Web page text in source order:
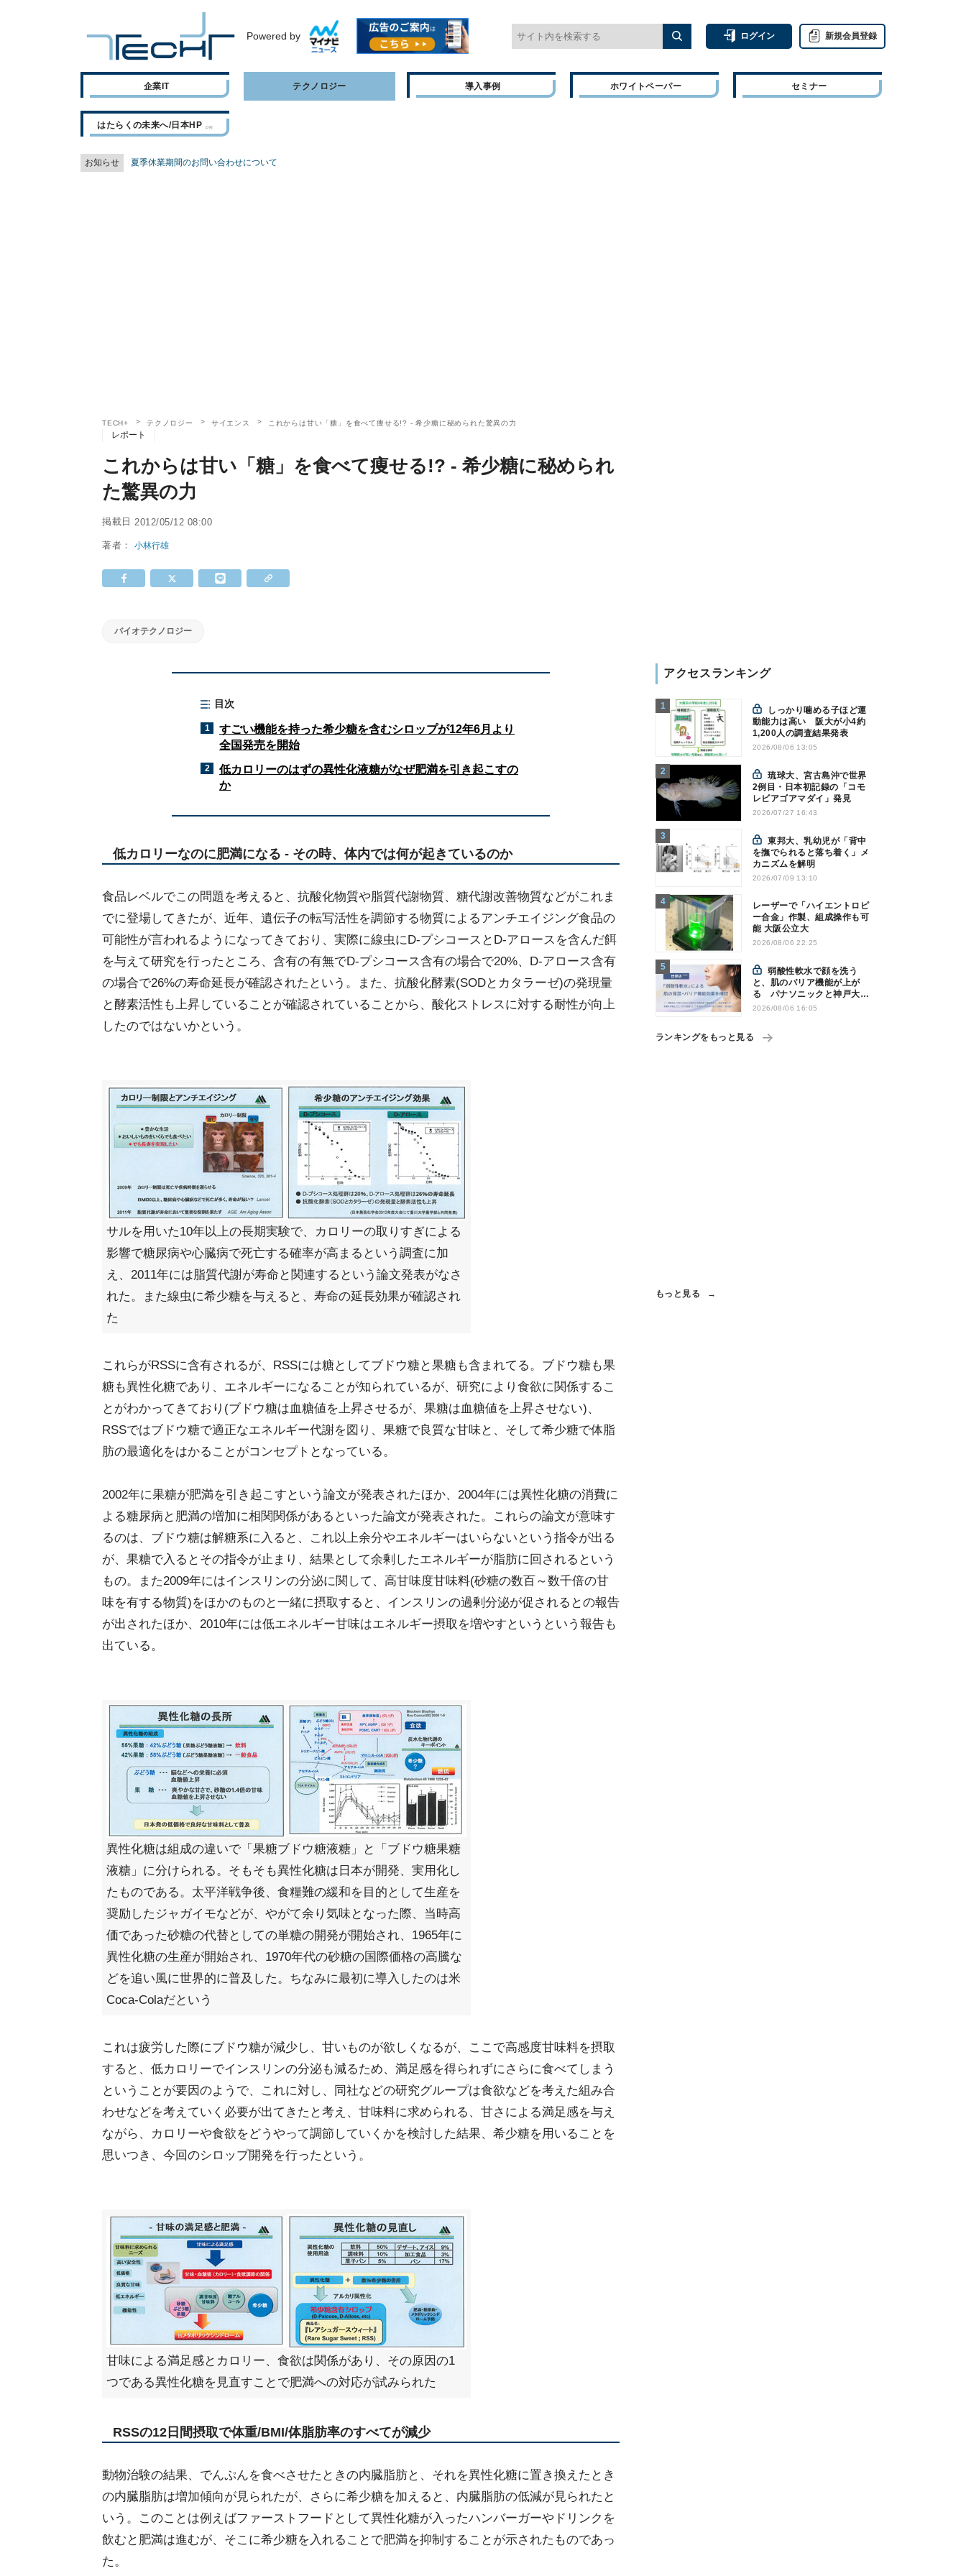
Powered by ログイン 新規会員登録
企業IT テクノロジー 導入事例 ホワイトペーパー セミナー
はたらくの未来へ/日本HP
お知らせ 夏季休業期間のお問い合わせについて
TECH+ テクノロジー サイエンス これからは甘い「糖」を食べて痩せる!? - 希少糖に秘められた驚異の力
レポート
これからは甘い「糖」を食べて痩せる!? - 希少糖に秘められ
た驚異の力
掲載日 2012/05/12 08:00
著者：小林行雄
バイオテクノロジー
目次
1
すごい機能を持った希少糖を含むシロップが12年6月より
全国発売を開始
2
低カロリーのはずの異性化液糖がなぜ肥満を引き起こすの
か
低カロリーなのに肥満になる - その時、体内では何が起きているのか
食品レベルでこの問題を考えると、抗酸化物質や脂質代謝物質、糖代謝改善物質などがこれま
でに登場してきたが、近年、遺伝子の転写活性を調節する物質によるアンチエイジング食品の
可能性が言われるようになってきており、実際に線虫にD-プシコースとD-アロースを含んだ餌
を与えて研究を行ったところ、含有の有無でD-プシコース含有の場合で20%、D-アロース含有
の場合で26%の寿命延長が確認されたという。また、抗酸化酵素(SODとカタラーゼ)の発現量
と酵素活性も上昇していることが確認されていることから、酸化ストレスに対する耐性が向上
したのではないかという。
サルを用いた10年以上の長期実験で、カロリーの取りすぎによる
影響で糖尿病や心臓病で死亡する確率が高まるという調査に加
え、2011年には脂質代謝が寿命と関連するという論文発表がなさ
れた。また線虫に希少糖を与えると、寿命の延長効果が確認され
た
これらがRSSに含有されるが、RSSには糖としてブドウ糖と果糖も含まれてる。ブドウ糖も果
糖も異性化糖であり、エネルギーになることが知られているが、研究により食欲に関係するこ
とがわかってきており(ブドウ糖は血糖値を上昇させるが、果糖は血糖値を上昇させない)、
RSSではブドウ糖で適正なエネルギー代謝を図り、果糖で良質な甘味と、そして希少糖で体脂
肪の最適化をはかることがコンセプトとなっている。
2002年に果糖が肥満を引き起こすという論文が発表されたほか、2004年には異性化糖の消費に
よる糖尿病と肥満の増加に相関関係があるといった論文が発表された。これらの論文が意味す
るのは、ブドウ糖は解糖系に入ると、これ以上余分やエネルギーはいらないという指令が出る
が、果糖で入るとその指令が止まり、結果として余剰したエネルギーが脂肪に回されるという
もの。また2009年にはインスリンの分泌に関して、高甘味度甘味料(砂糖の数百～数千倍の甘
味を有する物質)をほかのものと一緒に摂取すると、インスリンの過剰分泌が促されるとの報告
が出されたほか、2010年には低エネルギー甘味はエネルギー摂取を増やすというという報告も
出ている。
異性化糖は組成の違いで「果糖ブドウ糖液糖」と「ブドウ糖果糖
液糖」に分けられる。そもそも異性化糖は日本が開発、実用化し
たものである。太平洋戦争後、食糧難の緩和を目的として生産を
奨励したジャガイモなどが、やがて余り気味となった際、当時高
価であった砂糖の代替としての単糖の開発が開始され、1965年に
異性化糖の生産が開始され、1970年代の砂糖の国際価格の高騰な
どを追い風に世界的に普及した。ちなみに最初に導入したのは米
Coca-Colaだという
これは疲労した際にブドウ糖が減少し、甘いものが欲しくなるが、ここで高感度甘味料を摂取
すると、低カロリーでインスリンの分泌も減るため、満足感を得られずにさらに食べてしまう
ということが要因のようで、これに対し、同社などの研究グループは食欲などを考えた組み合
わせなどを考えていく必要が出てきたと考え、甘味料に求められる、甘さによる満足感を与え
ながら、カロリーや食欲をどうやって調節していくかを検討した結果、希少糖を用いることを
思いつき、今回のシロップ開発を行ったという。
甘味による満足感とカロリー、食欲は関係があり、その原因の1
つである異性化糖を見直すことで肥満への対応が試みられた
RSSの12日間摂取で体重/BMI/体脂肪率のすべてが減少
動物治験の結果、でんぷんを食べさせたときの内臓脂肪と、それを異性化糖に置き換えたとき
の内臓脂肪は増加傾向が見られたが、さらに希少糖を加えると、内臓脂肪の低減が見られたと
いう。このことは例えばファーストフードとして異性化糖が入ったハンバーガーやドリンクを
飲むと肥満は進むが、そこに希少糖を入れることで肥満を抑制することが示されたものであっ
た。
アクセスランキング
動能力は高い 阪大が小4約
1,200人の調査結果発表
2026/08/06 13:05
琉球大、宮古島沖で世界
2例目・日本初記録の「コモ
レビアゴアマダイ」発見
2026/07/27 16:43
東邦大、乳幼児が「背中
を撫でられると落ち着く」メ
カニズムを解明
2026/07/09 13:10
レーザーで「ハイエントロピ
ー合金」作製、組成操作も可
能 大阪公立大
2026/08/06 22:25
弱酸性軟水で顔を洗う
と、肌のバリア機能が上が
る パナソニックと神戸大が
確認
2026/08/06 16:05
ランキングをもっと見る
もっと見る